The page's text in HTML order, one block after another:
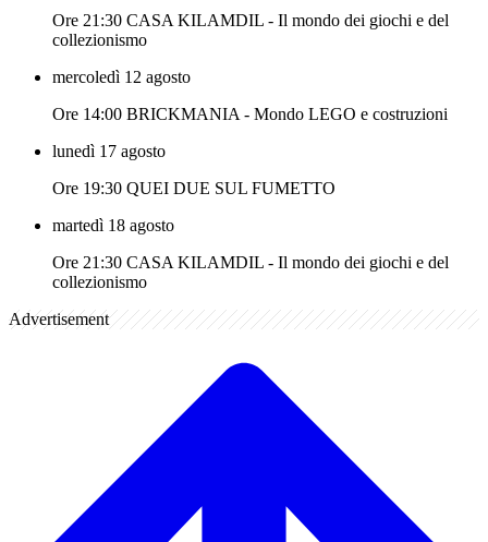
Ore 21:30 CASA KILAMDIL - Il mondo dei giochi e del
collezionismo
mercoledì 12 agosto
Ore 14:00 BRICKMANIA - Mondo LEGO e costruzioni
lunedì 17 agosto
Ore 19:30 QUEI DUE SUL FUMETTO
martedì 18 agosto
Ore 21:30 CASA KILAMDIL - Il mondo dei giochi e del
collezionismo
Advertisement